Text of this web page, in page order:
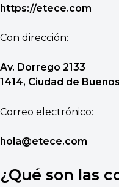
https://etece.com
Con dirección:
Av. Dorrego 2133
1414, Ciudad de
Correo electrónico:
hola@etece.com
¿Qué son las